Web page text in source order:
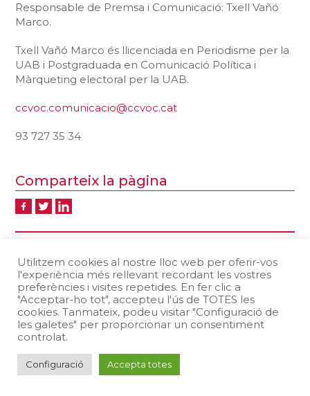
Responsable de Premsa i Comunicació: Txell Vañó
Marco.
Txell Vañó Marco és llicenciada en Periodisme per la
UAB i Postgraduada en Comunicació Política i
Màrqueting electoral per la UAB.
ccvoc.comunicacio@ccvoc.cat
93 727 35 34
Comparteix la pàgina
Política de Cookies
Consell Comarcal del Valles Occidental | Carretera N-150, km. 15 -
08227 - Terrassa. | Tel: 93 727 35 34 | NIF: P5800007F
Utilitzem cookies al nostre lloc web per oferir-vos
l'experiència més rellevant recordant les vostres
preferències i visites repetides. En fer clic a
"Acceptar-ho tot", accepteu l'ús de TOTES les
cookies. Tanmateix, podeu visitar "Configuració de
les galetes" per proporcionar un consentiment
controlat.
Configuració Accepta totes